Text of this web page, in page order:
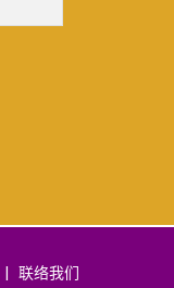
联络我们